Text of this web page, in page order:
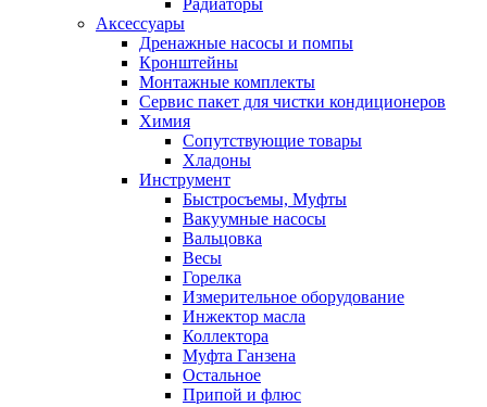
Радиаторы
Аксессуары
Дренажные насосы и помпы
Кронштейны
Монтажные комплекты
Сервис пакет для чистки кондиционеров
Химия
Сопутствующие товары
Хладоны
Инструмент
Быстросъемы, Муфты
Вакуумные насосы
Вальцовка
Весы
Горелка
Измерительное оборудование
Инжектор масла
Коллектора
Муфта Ганзена
Остальное
Припой и флюс